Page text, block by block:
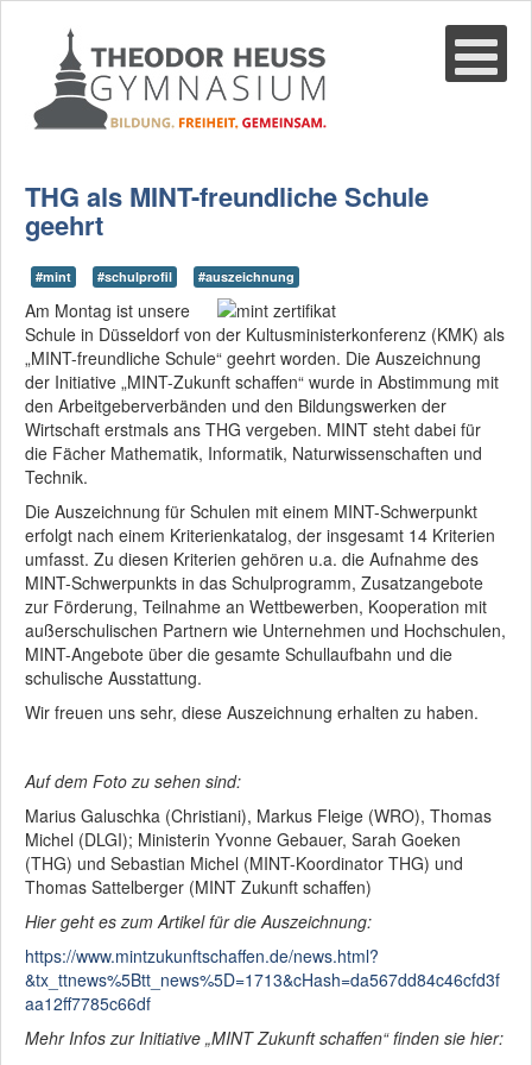
THG als MINT-freundliche Schule
geehrt
#mint #schulprofil #auszeichnung
Am Montag ist unsere
Schule in Düsseldorf von der Kultusministerkonferenz (KMK) als
„MINT-freundliche Schule“ geehrt worden. Die Auszeichnung
der Initiative „MINT-Zukunft schaffen“ wurde in Abstimmung mit
den Arbeitgeberverbänden und den Bildungswerken der
Wirtschaft erstmals ans THG vergeben. MINT steht dabei für
die Fächer Mathematik, Informatik, Naturwissenschaften und
Technik.
Die Auszeichnung für Schulen mit einem MINT-Schwerpunkt
erfolgt nach einem Kriterienkatalog, der insgesamt 14 Kriterien
umfasst. Zu diesen Kriterien gehören u.a. die Aufnahme des
MINT-Schwerpunkts in das Schulprogramm, Zusatzangebote
zur Förderung, Teilnahme an Wettbewerben, Kooperation mit
außerschulischen Partnern wie Unternehmen und Hochschulen,
MINT-Angebote über die gesamte Schullaufbahn und die
schulische Ausstattung.
Wir freuen uns sehr, diese Auszeichnung erhalten zu haben.
Auf dem Foto zu sehen sind:
Marius Galuschka (Christiani), Markus Fleige (WRO), Thomas
Michel (DLGI); Ministerin Yvonne Gebauer, Sarah Goeken
(THG) und Sebastian Michel (MINT-Koordinator THG) und
Thomas Sattelberger (MINT Zukunft schaffen)
Hier geht es zum Artikel für die Auszeichnung:
https://www.mintzukunftschaffen.de/news.html?
&tx_ttnews%5Btt_news%5D=1713&cHash=da567dd84c46cfd3f
aa12ff7785c66df
Mehr Infos zur Initiative „MINT Zukunft schaffen“ finden sie hier: